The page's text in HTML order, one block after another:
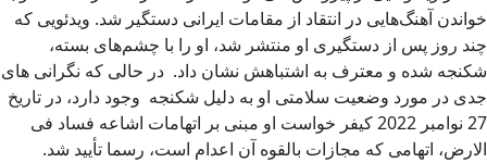
خواندن آهنگ‌هایی در انتقاد از مقامات ایرانی دستگیر شد. ویدئویی که
چند روز پس از دستگیری او منتشر شد، او را با چشم‌های بسته،
شکنجه شده و معترف به اشتباهش نشان داد. در حالی که نگرانی های
جدی در مورد وضعیت سلامتی او به دلیل شکنجه وجود دارد، در تاریخ
27 نوامبر 2022 کیفر خواست او مبنی بر اتهامات اشاعه فساد فی
الارض، اتهامی که مجازات بالقوه آن اعدام است، رسما تأیید شد.